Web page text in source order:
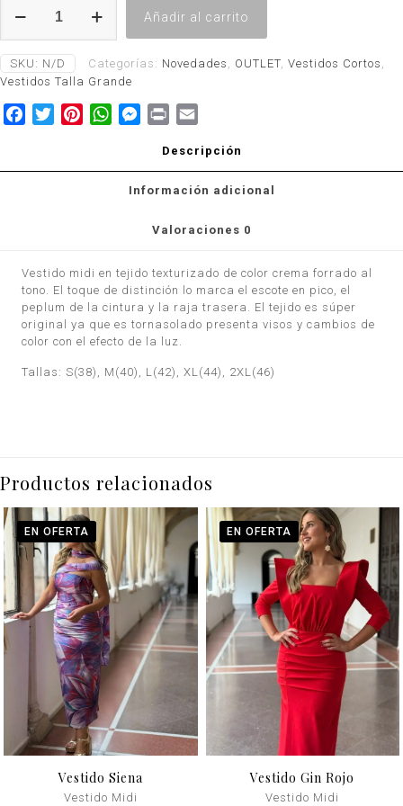
Montserrate
cantidad
Añadir al carrito
SKU: N/D Categorías: Novedades OUTLET Vestidos Cortos
Vestidos Talla Grande
Facebook
TwitterPinterestWhatsApp
Messenger
Print
Descripción
Información adicional
Valoraciones 0
Vestido midi en tejido texturizado de color crema forrado al
tono. El toque de distinción lo marca el escote en pico, el
peplum de la cintura y la raja trasera. El tejido es súper
original ya que es tornasolado presenta visos y cambios de
color con el efecto de la luz.
Tallas: S(38), M(40), L(42), XL(44), 2XL(46)
Productos relacionados
EN OFERTA
Vestido Siena
Vestido Midi
EN OFERTA
Vestido Gin Rojo
Vestido Midi